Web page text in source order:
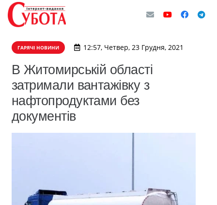
ГАРЯЧІ НОВИНИ 12:57, Четвер, 23 Грудня, 2021
В Житомирській області
затримали вантажівку з
нафтопродуктами без
документів